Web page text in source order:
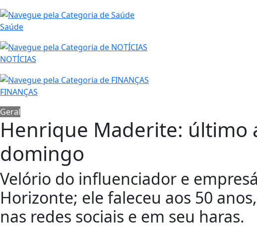
Saúde
NOTÍCIAS
FINANÇAS
Geral
Henrique Maderite: último
domingo
Velório do influenciador e
Horizonte; ele faleceu aos 50
nas redes sociais e em seu haras.